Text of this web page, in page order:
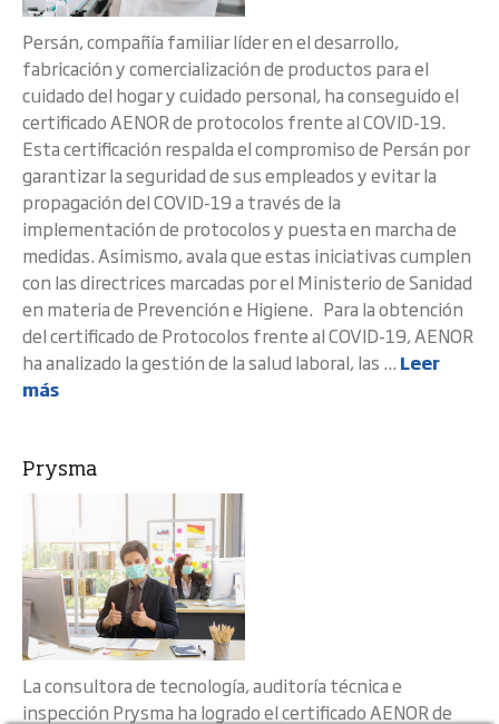
Persán, compañía familiar líder en el desarrollo,
fabricación y comercialización de productos para el
cuidado del hogar y cuidado personal, ha conseguido el
certificado AENOR de protocolos frente al COVID-19.
Esta certificación respalda el compromiso de Persán por
garantizar la seguridad de sus empleados y evitar la
propagación del COVID-19 a través de la
implementación de protocolos y puesta en marcha de
medidas. Asimismo, avala que estas iniciativas cumplen
con las directrices marcadas por el Ministerio de Sanidad
en materia de Prevención e Higiene. Para la obtención
del certificado de Protocolos frente al COVID-19, AENOR
ha analizado la gestión de la salud laboral, las ... Leer
más
Prysma
La consultora de tecnología, auditoría técnica e
inspección Prysma ha logrado el certificado AENOR de